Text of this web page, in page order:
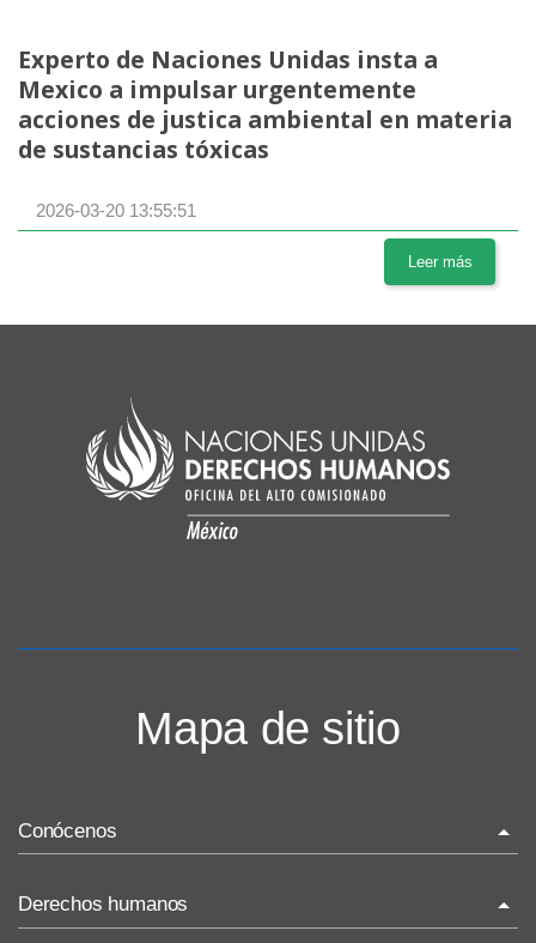
Experto de Naciones Unidas insta a
Mexico a impulsar urgentemente
acciones de justica ambiental en materia
de sustancias tóxicas
2026-03-20 13:55:51
Leer más
Mapa de sitio
Conócenos
La ONU-DH en México
Derechos humanos